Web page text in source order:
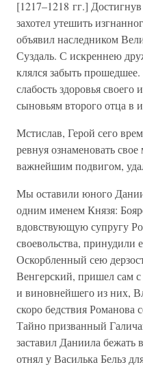
[1217–1218 гг.]
захотел утешить
объявил наследником
Суздаль. С искреннею
клялся забыть
слабость здоровья
сыновьям второго отца в
Мстислав, Герой сего
ревнуя ознаменовать
важнейшим подвигом,
Мы оставили юного
одним именем Князя:
вдовствующую супругу
своевольства, принудили
Оскорбленный сею
Венгерский, пришел сам
и виновнейшего из них,
скоро бедствия Романова
Тайно призванный
заставил Даниила
отнял у Василька Бельз